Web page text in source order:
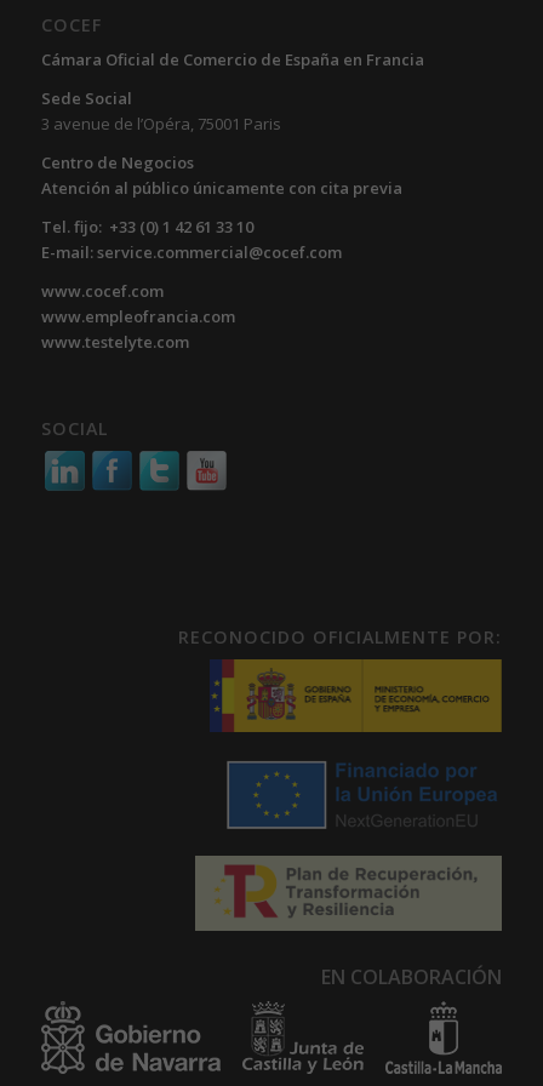
COCEF
Cámara Oficial de Comercio de España en Francia
Sede Social
3 avenue de l’Opéra, 75001 Paris
Centro de Negocios
Atención al público únicamente con cita previa
Tel. fijo: +33 (0) 1 42 61 33 10
E-mail: service.commercial@cocef.com
www.cocef.com
www.empleofrancia.com
www.testelyte.com
SOCIAL
RECONOCIDO OFICIALMENTE POR:
EN COLABORACIÓN